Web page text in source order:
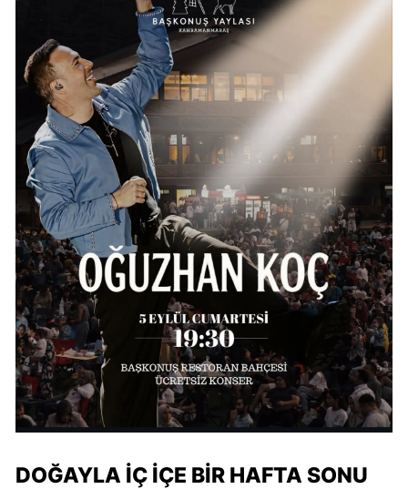
DOĞAYLA İÇ İÇE BİR HAFTA SONU